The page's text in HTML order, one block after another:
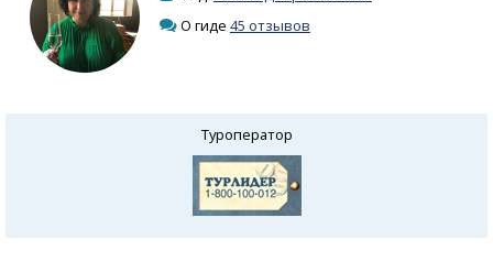
О гиде 45 отзывов
Туроператор